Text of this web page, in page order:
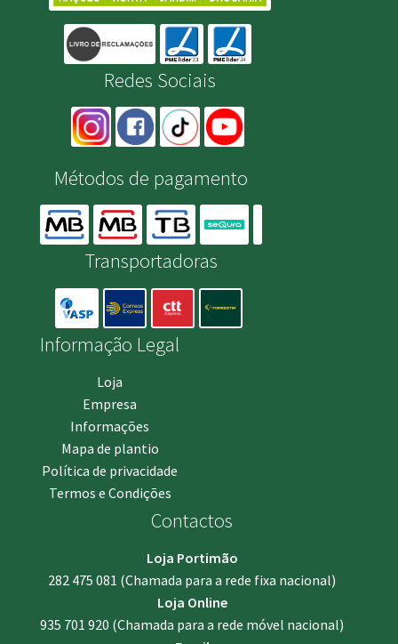
Redes Sociais
Métodos de pagamento
Transportadoras
Informação Legal
Loja
Empresa
Informações
Mapa de plantio
Política de privacidade
Termos e Condições
Contactos
Loja Portimão
282 475 081 (Chamada para a rede fixa nacional)
Loja Online
935 701 920 (Chamada para a rede móvel nacional)